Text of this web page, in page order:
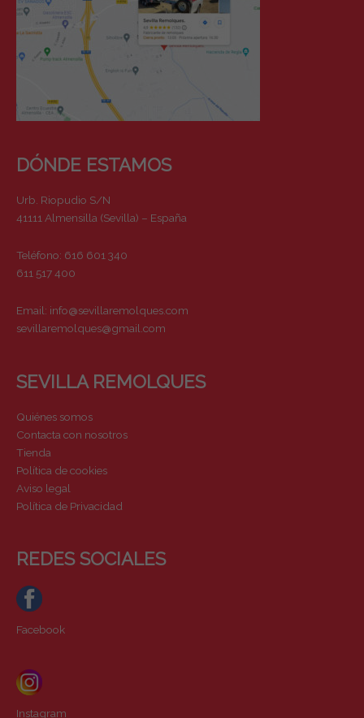
DÓNDE ESTAMOS
Urb. Riopudio S/N
41111 Almensilla (Sevilla) – España
Teléfono: 616 601 340
611 517 400
Email: info@sevillaremolques.com
sevillaremolques@gmail.com
SEVILLA REMOLQUES
Quiénes somos
Contacta con nosotros
Tienda
Política de cookies
Aviso legal
Política de Privacidad
REDES SOCIALES
Facebook
Instagram